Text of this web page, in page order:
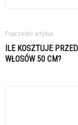
Poprzedni artykuł
ILE KOSZTUJE
WŁOSÓW 50 CM?